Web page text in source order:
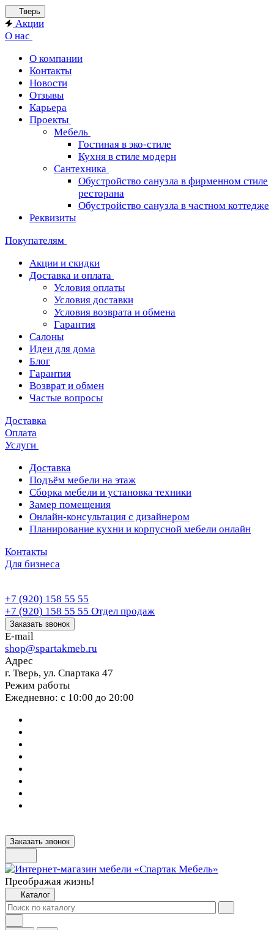
Тверь
Акции
О нас
О компании
Контакты
Новости
Отзывы
Карьера
Проекты
Мебель
Гостиная в эко-стиле
Кухня в стиле модерн
Сантехника
Обустройство санузла в фирменном стиле
ресторана
Обустройство санузла в частном коттедже
Реквизиты
Покупателям
Акции и скидки
Доставка и оплата
Условия оплаты
Условия доставки
Условия возврата и обмена
Гарантия
Салоны
Идеи для дома
Блог
Гарантия
Возврат и обмен
Частые вопросы
Доставка
Оплата
Услуги
Доставка
Подъём мебели на этаж
Сборка мебели и установка техники
Замер помещения
Онлайн-консультация с дизайнером
Планирование кухни и корпусной мебели онлайн
Контакты
Для бизнеса
+7 (920) 158 55 55
+7 (920) 158 55 55 Отдел продаж
Заказать звонок
E-mail
shop@spartakmeb.ru
Адрес
г. Тверь, ул. Спартака 47
Режим работы
Ежедневно: с 10:00 до 20:00
Заказать звонок
Преображая жизнь!
Каталог